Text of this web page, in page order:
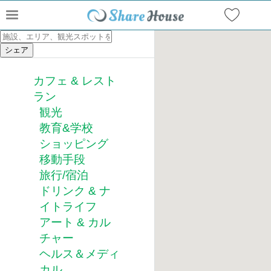
カフェ & レスト
ラン
観光
教育&学校
ショッピング
移動手段
旅行/宿泊
ドリンク & ナ
イトライフ
アート & カル
チャー
ヘルス＆メディ